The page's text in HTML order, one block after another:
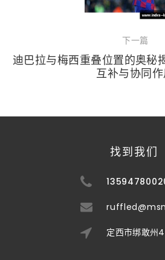
下一篇
迪巴拉与梅西重叠位置的奥秘
互补与协同作
找到我们
定西市绑敢州